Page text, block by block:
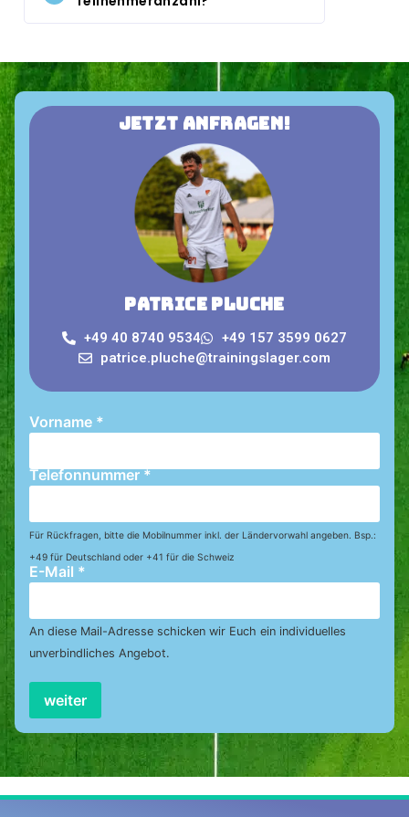
Jetzt anfragen!
Patrice Pluche
+49 40 8740 9534
+49 157 3599 0627
patrice.pluche@trainingslager.com
Vorname *
Telefonnummer*
Für Rückfragen, bitte die Mobilnummer inkl. der Ländervorwahl angeben. Bsp.:
+49 für Deutschland oder +41 für die Schweiz
E-Mail *
An diese Mail-Adresse schicken wir Euch ein individuelles
unverbindliches Angebot.
weiter